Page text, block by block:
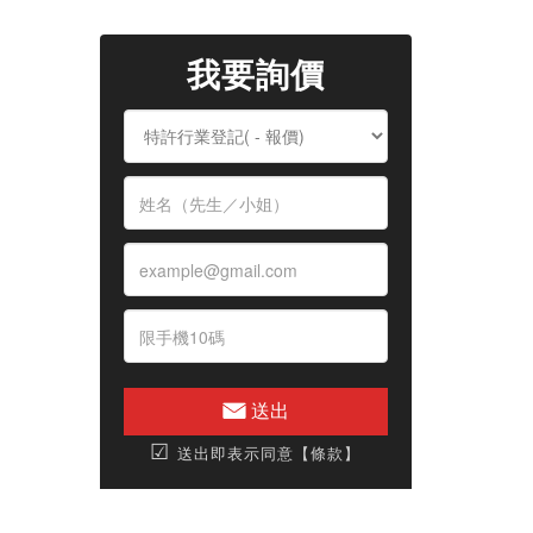
我要詢價
送出
☑送出即表示同意【條款】